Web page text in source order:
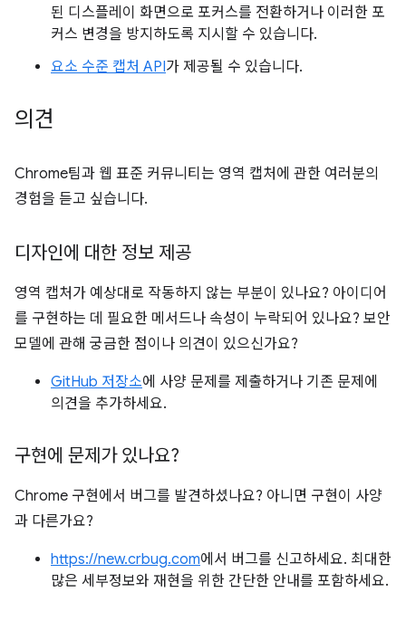
된 디스플레이 화면으로 포커스를 전환하거나 이러한 포
커스 변경을 방지하도록 지시할 수 있습니다.
요소 수준 캡처 API가 제공될 수 있습니다.
의견
Chrome팀과 웹 표준 커뮤니티는 영역 캡처에 관한 여러분의
경험을 듣고 싶습니다.
디자인에 대한 정보 제공
영역 캡처가 예상대로 작동하지 않는 부분이 있나요? 아이디어
를 구현하는 데 필요한 메서드나 속성이 누락되어 있나요? 보안
모델에 관해 궁금한 점이나 의견이 있으신가요?
GitHub 저장소에 사양 문제를 제출하거나 기존 문제에
의견을 추가하세요.
구현에 문제가 있나요?
Chrome 구현에서 버그를 발견하셨나요? 아니면 구현이 사양
과 다른가요?
https://new.crbug.com에서 버그를 신고하세요. 최대한
많은 세부정보와 재현을 위한 간단한 안내를 포함하세요.